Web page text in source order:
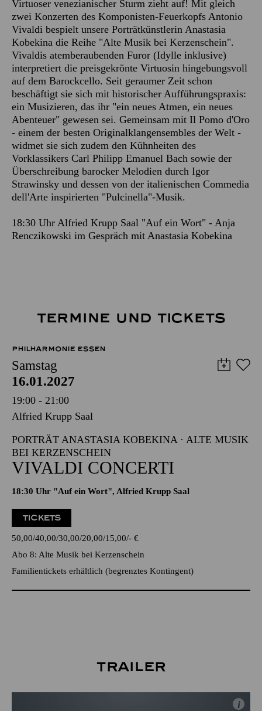
Virtuoser venezianischer Sturm zieht auf! Mit gleich
zwei Konzerten des Komponisten-Feuerkopfs Antonio
Vivaldi bespielt unsere Porträtkünstlerin Anastasia
Kobekina die Reihe "Alte Musik bei Kerzenschein".
Vivaldis atemberaubenden Furor (Idylle inklusive)
interpretiert die preisgekrönte Virtuosin hingebungsvoll
auf dem Barockcello. Seit geraumer Zeit schon
beschäftigt sie sich mit historischer Aufführungspraxis:
ein Musizieren, das ihr "ein neues Atmen, ein neues
Abenteuer" gewesen sei. Gemeinsam mit Il Pomo d'Oro
- einem der besten Originalklangensembles der Welt -
widmet sie sich zudem den Kühnheiten des
Vorklassikers Carl Philipp Emanuel Bach sowie der
Überschreibung barocker Melodien durch Igor
Strawinsky und dessen von der italienischen Commedia
dell'Arte inspirierten "Pulcinella"-Musik.
18:30 Uhr Alfried Krupp Saal "Auf ein Wort" - Anja
Renczikowski im Gespräch mit Anastasia Kobekina
TERMINE UND TICKETS
PHILHARMONIE ESSEN
Samstag
16.01.2027
19:00 - 21:00
Alfried Krupp Saal
PORTRÄT ANASTASIA KOBEKINA · ALTE MUSIK
BEI KERZENSCHEIN
VIVALDI CONCERTI
18:30 Uhr "Auf ein Wort", Alfried Krupp Saal
TICKETS
50,00 40,00 30,00 20,00 15,00 - €
Abo 8: Alte Musik bei Kerzenschein
Familientickets erhältlich (begrenztes Kontingent)
Trailer
i